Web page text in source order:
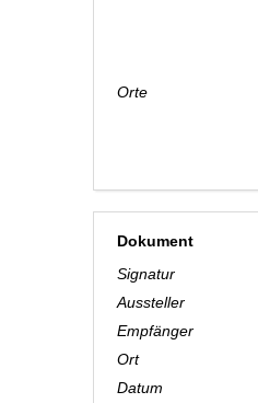
Orte
Dokument
Signatur
Aussteller
Empfänger
Ort
Datum